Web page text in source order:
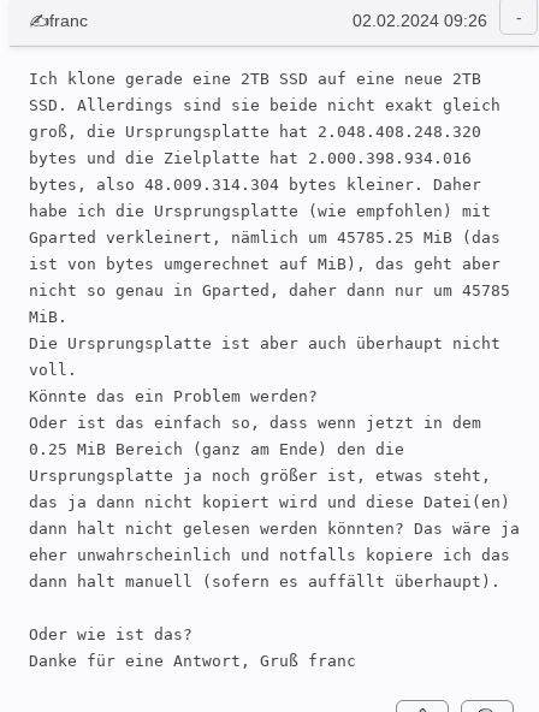
✍franc 02.02.2024 09:26
Ich klone gerade eine 2TB SSD auf eine neue 2TB
SSD. Allerdings sind sie beide nicht exakt gleich
groß, die Ursprungsplatte hat 2.048.408.248.320
bytes und die Zielplatte hat 2.000.398.934.016
bytes, also 48.009.314.304 bytes kleiner. Daher
habe ich die Ursprungsplatte (wie empfohlen) mit
Gparted verkleinert, nämlich um 45785.25 MiB (das
ist von bytes umgerechnet auf MiB), das geht aber
nicht so genau in Gparted, daher dann nur um 45785
MiB.
Die Ursprungsplatte ist aber auch überhaupt nicht
voll.
Könnte das ein Problem werden?
Oder ist das einfach so, dass wenn jetzt in dem
0.25 MiB Bereich (ganz am Ende) den die
Ursprungsplatte ja noch größer ist, etwas steht,
das ja dann nicht kopiert wird und diese Datei(en)
dann halt nicht gelesen werden könnten? Das wäre ja
eher unwahrscheinlich und notfalls kopiere ich das
dann halt manuell (sofern es auffällt überhaupt).
Oder wie ist das?
Danke für eine Antwort, Gruß franc